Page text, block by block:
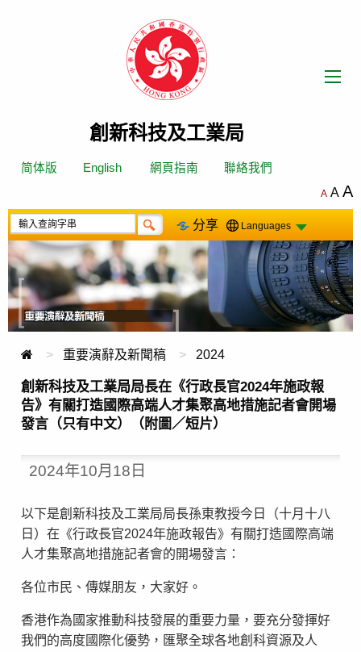
創新科技及工業局
简体版 English 網頁指南 聯絡我們
A A A
分享 Languages
重要演辭及新聞稿 2024
創新科技及工業局局長在《行政長官2024年施政報
告》有關打造國際高端人才集聚高地措施記者會開場
發言（只有中文）（附圖／短片）
2024年10月18日
以下是創新科技及工業局局長孫東教授今日（十月十八
日）在《行政長官2024年施政報告》有關打造國際高端
人才集聚高地措施記者會的開場發言：
各位市民、傳媒朋友，大家好。
香港作為國家推動科技發展的重要力量，要充分發揮好
我們的高度國際化優勢，匯聚全球各地創科資源及人